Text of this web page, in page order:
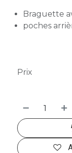
Braguette
poches
Prix